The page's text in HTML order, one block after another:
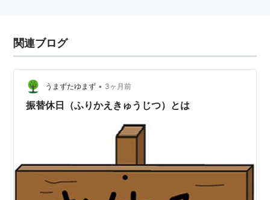
しい風習を育てつつ、よりよき社会、より豊
かな生活を築きあげるために、ここに国民こ
ぞつて祝い、感謝し、又は記念する日を定
め、これを「 国民の祝日
建国記念の日（1967年（昭和42年）から適用）
春分の日
関連ブログ
うまずたゆまず • 3ヶ月前
振替休日（ふりかえきゅうじつ）とは